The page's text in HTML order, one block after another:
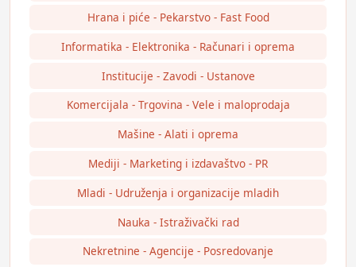
Hrana i piće - Pekarstvo - Fast Food
Informatika - Elektronika - Računari i oprema
Institucije - Zavodi - Ustanove
Komercijala - Trgovina - Vele i maloprodaja
Mašine - Alati i oprema
Mediji - Marketing i izdavaštvo - PR
Mladi - Udruženja i organizacije mladih
Nauka - Istraživački rad
Nekretnine - Agencije - Posredovanje